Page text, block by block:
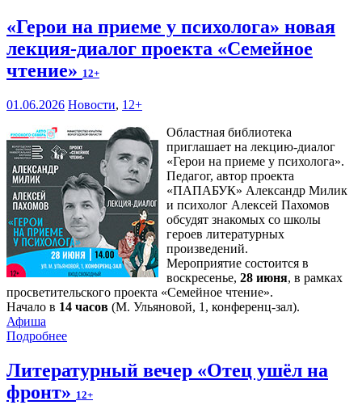
«Герои на приеме у психолога» новая
лекция-диалог проекта «Семейное
чтение» 12+
01.06.2026 Новости, 12+
Областная библиотека
приглашает на лекцию-диалог
«Герои на приеме у психолога».
Педагог, автор проекта
«ПАПАБУК» Александр Милик
и психолог Алексей Пахомов
обсудят знакомых со школы
героев литературных
произведений.
Мероприятие состоится в
воскресенье, 28 июня, в рамках
просветительского проекта «Семейное чтение».
Начало в 14 часов (М. Ульяновой, 1, конференц-зал).
Афиша
Подробнее
Литературный вечер «Отец ушёл на
фронт» 12+